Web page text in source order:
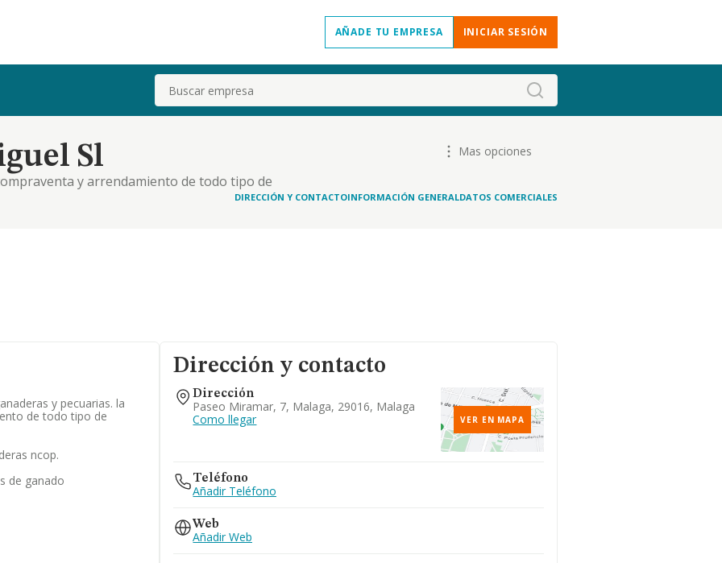
AÑADE TU EMPRESA INICIAR SESIÓN
Buscar
Sl
y arrendamiento de todo tipo de
Mas opciones
DIRECCIÓN Y CONTACTOINFORMACIÓN GENERALDATOS COMERCIALES
y pecuarias. la
de todo tipo de
ncop.
de ganado
Dirección y contacto
Dirección
Paseo Miramar, 7, Malaga, 29016, Malaga
Como llegar
VER EN MAPA
Teléfono
Añadir Teléfono
Web
Añadir Web